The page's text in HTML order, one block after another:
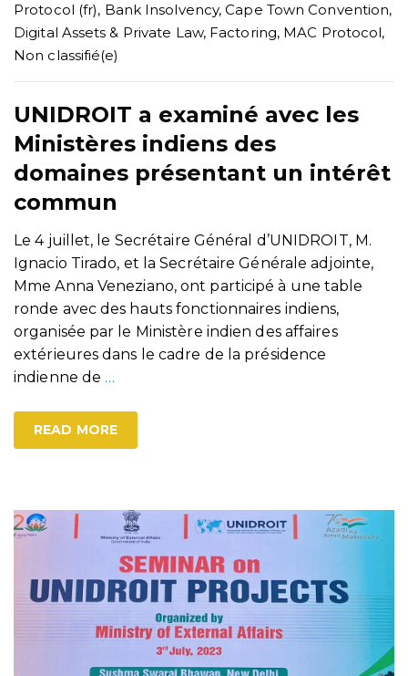
Protocol (fr), Bank Insolvency,Cape Town Convention,
Digital Assets & Private Law, Factoring, MAC Protocol,
Non classifié(e)
UNIDROIT a examiné avec les
Ministères indiens des
domaines présentant un intérêt
commun
Le 4 juillet, le Secrétaire Général d’UNIDROIT, M.
Ignacio Tirado, et la Secrétaire Générale adjointe,
Mme Anna Veneziano, ont participé à une table
ronde avec des hauts fonctionnaires indiens,
organisée par le Ministère indien des affaires
extérieures dans le cadre de la présidence
indienne de …
READ MORE